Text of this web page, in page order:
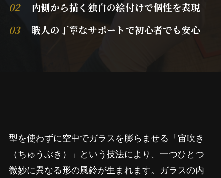
02
内側から描く独自の絵付けで個性を表現
03
職人の丁寧なサポートで初心者でも安心
型を使わずに空中でガラスを膨らませる「宙吹き
（ちゅうぶき）」という技法により、一つひとつ
微妙に異なる形の風鈴が生まれます。ガラスの内